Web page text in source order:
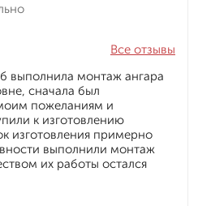
Все отзывы
выполнила монтаж ангара
сначала был
пожеланиям и
к изготовлению
изготовления примерно
выполнили монтаж
их работы остался